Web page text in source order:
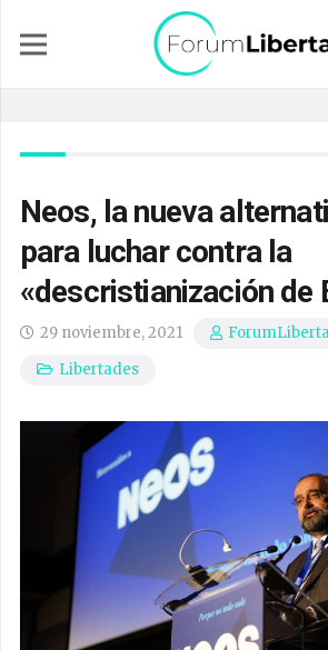
Neos, la nueva
para luchar contra la
«descristianización de
29 noviembre, 2021
Libertades